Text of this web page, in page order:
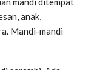
anak,
Mandi-mandi